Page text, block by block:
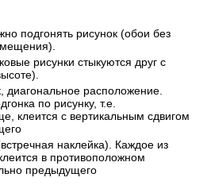
подгонять рисунок (обои без
рисунки стыкуются друг с
расположение.
по рисунку, т.е.
клеится с вертикальным сдвигом
наклейка). Каждое из
в противоположном
предыдущего